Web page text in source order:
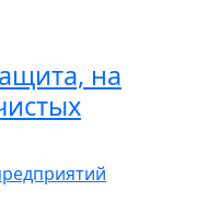
на